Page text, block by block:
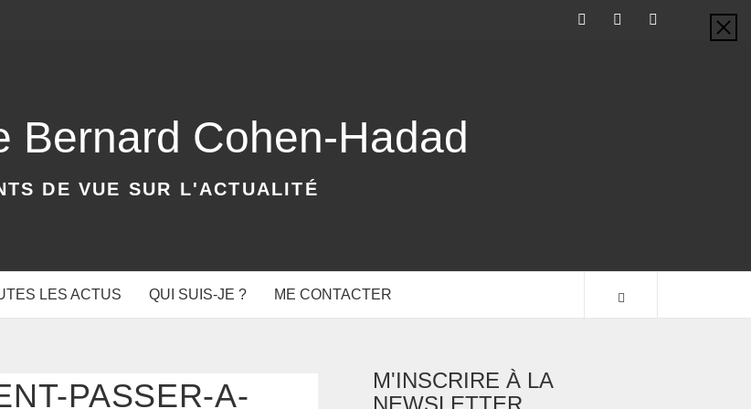
Bernard Cohen-Hadad
DE VUE SUR L'ACTUALITÉ
LES ACTUS QUI SUIS-JE ? ME CONTACTER
PASSER-A-
M'INSCRIRE À LA
NEWSLETTER